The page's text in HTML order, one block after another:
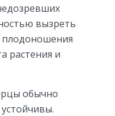
вызреть
плодоношения
растения и
обычно